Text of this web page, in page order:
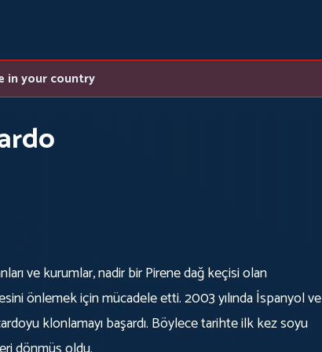
in your country
ve kurumlar, nadir bir Pirene dağ keçisi olan
önlemek için mücadele etti. 2003 yılında İspanyol ve
klonlamayı başardı. Böylece tarihte ilk kez soyu